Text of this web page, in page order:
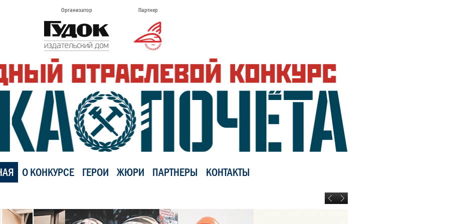
Организатор Партнер
О КОНКУРСЕ ГЕРОИ ЖЮРИ ПАРТНЕРЫ КОНТАКТЫ